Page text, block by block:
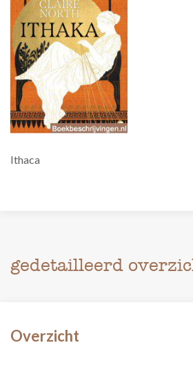
Ithaca
gedetailleerd
Overzicht